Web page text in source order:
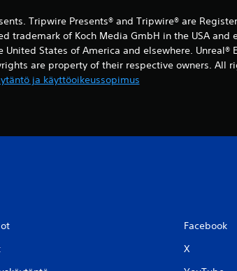
Tripwire Presents® and Tripwire® are
of Koch Media GmbH in the USA and
States of America and elsewhere. Unreal®
are property of their respective owners. All
ja käyttöoikeussopimus
Facebook
X